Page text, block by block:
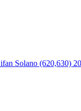
Solano (620,630)